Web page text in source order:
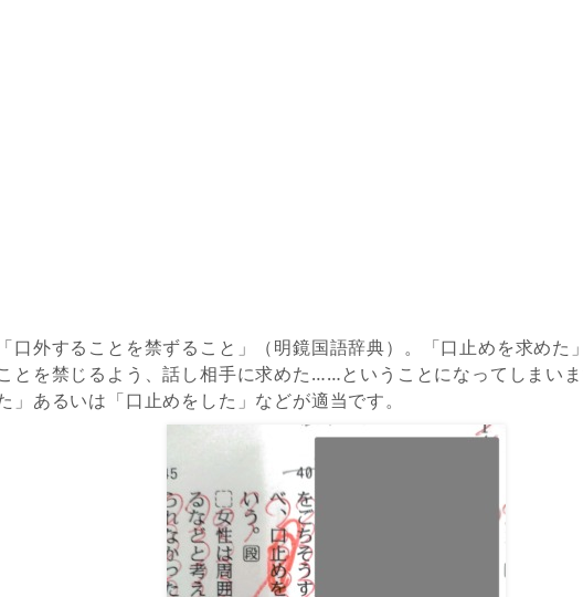
口外することを禁ずること」（明鏡国語辞典） 。 「口止めを求めた
と を禁じる よう 、話し相手に求めた……ということになってしまいま
」あるいは「口止めをした」などが適当です。